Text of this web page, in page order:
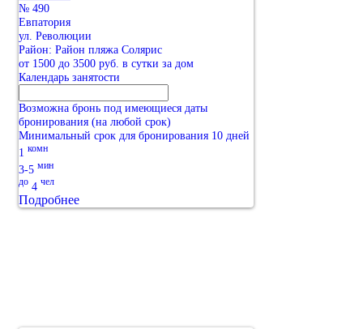
№ 490
Евпатория
ул. Революции
Район: Район пляжа Солярис
от 1500 до 3500 руб. в сутки за дом
Календарь занятости
Возможна бронь под имеющиеся даты
бронирования (на любой срок)
Минимальный срок для бронирования 10 дней
1 комн
3-5 мин
до 4 чел
Подробнее